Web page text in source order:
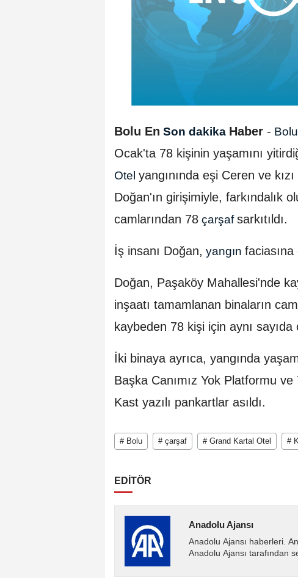
Bolu En Son dakika Haber - Bolu
Ocak'ta 78 kişinin yaşamını
Otel yangınında eşi Ceren ve
Doğan'ın girişimiyle, farkındalık
camlarından 78 çarşafsarkıtıldı.
İş insanı Doğan, yangın
Doğan, Paşaköy Mahallesi'nde
inşaatı tamamlanan binaların
kaybeden 78 kişi için aynı sayıda
İki binaya ayrıca, yangında
Başka Canımız Yok Platformu
Kast yazılı pankartlar asıldı.
# Bolu # çarşaf # Grand Kartal Otel #
EDİTÖR
Anadolu Ajansı
Anadolu Ajansı haberleri.
Anadolu Ajansı tarafından